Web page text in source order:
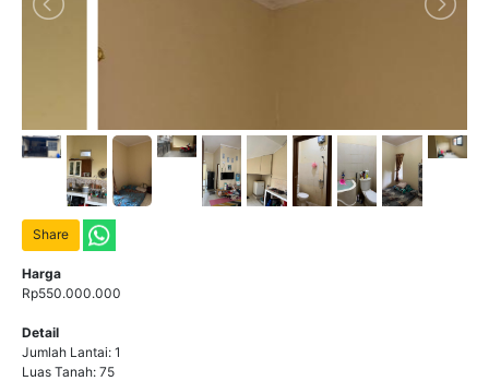
Share
Harga
Rp550.000.000
Detail
Jumlah Lantai: 1
Luas Tanah: 75